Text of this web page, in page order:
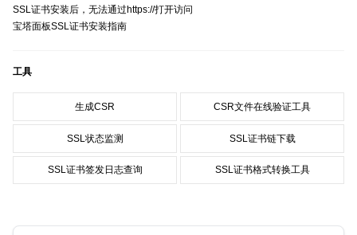
SSL证书安装后，无法通过https://打开访问
宝塔面板SSL证书安装指南
工具
生成CSR CSR文件在线验证工具
SSL状态监测 SSL证书链下载
SSL证书签发日志查询 SSL证书格式转换工具